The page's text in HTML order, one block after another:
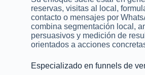
reservas, visitas al local,
contacto o mensajes por
combina segmentación local,
persuasivos y medición de
orientados a acciones
Especializado en funnels de